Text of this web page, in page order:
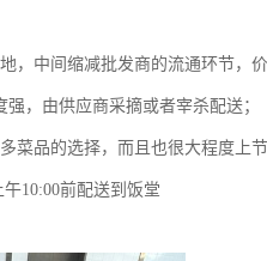
中间缩减批发商的流通环节，
，由供应商采摘或者宰杀配送；
品的选择，而且也很大程度上
10:00前配送到饭堂